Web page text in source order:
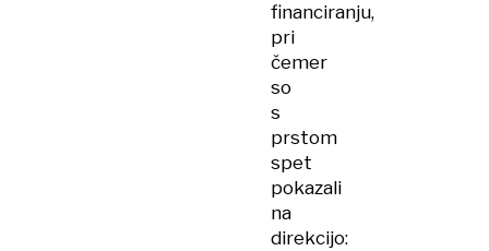
financiranju,
pri
čemer
so
s
prstom
spet
pokazali
na
direkcijo: